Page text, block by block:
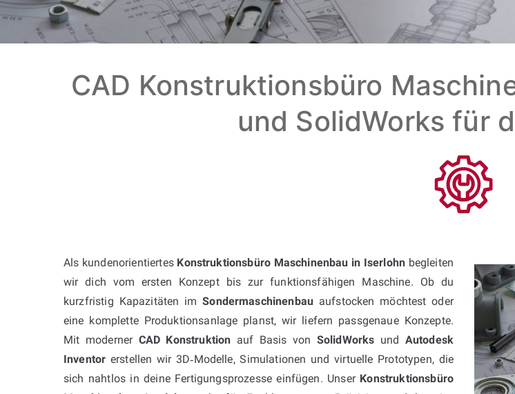
CAD Konstruktionsbüro
und SolidWorks für
Als kundenorientiertes Konstruktionsbüro Maschinenbau in Iserlohn begleiten
wir dich vom ersten Konzept bis zur funktionsfähigen Maschine. Ob du
kurzfristig Kapazitäten imSondermaschinenbau aufstocken möchtest oder
eine komplette Produktionsanlage planst, wir liefern passgenaue Konzepte.
Mit moderner CAD Konstruktion auf Basis von SolidWorks und Autodesk
Inventor erstellen wir 3D‑Modelle, Simulationen und virtuelle Prototypen, die
sich nahtlos in deine Fertigungsprozesse einfügen. Unser Konstruktionsbüro